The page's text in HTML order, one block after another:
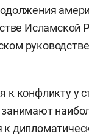
Исламской
к конфликту у